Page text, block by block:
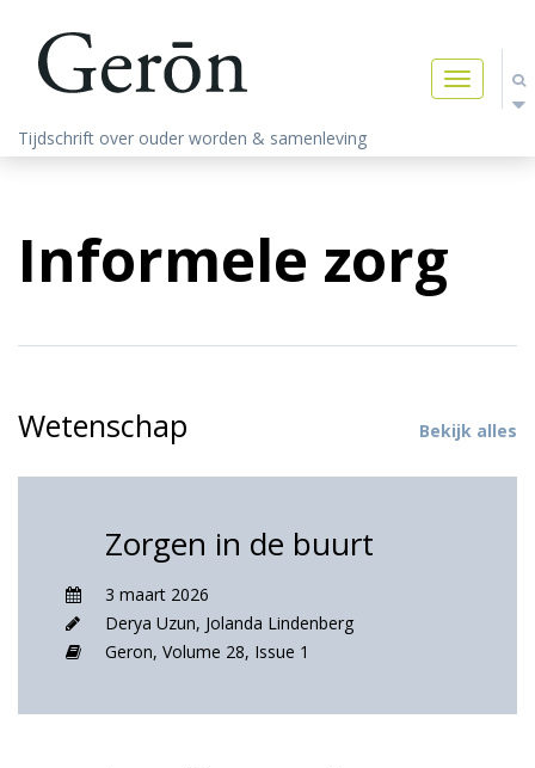
Toggle
navigation
Tijdschrift over ouder worden & samenleving
Informele zorg
Wetenschap Bekijk alles
Zorgen in de buurt
3 maart 2026
Derya Uzun, Jolanda Lindenberg
Geron, Volume 28, Issue 1